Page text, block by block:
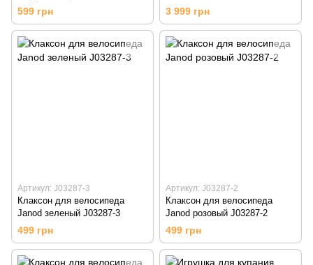
J07813
599 грн 3 999 грн
Артикул: J03287-3
Клаксон для велосипеда
Janod зеленый J03287-3
499 грн
Артикул: J03287-2
Клаксон для велосипеда
Janod розовый J03287-2
499 грн